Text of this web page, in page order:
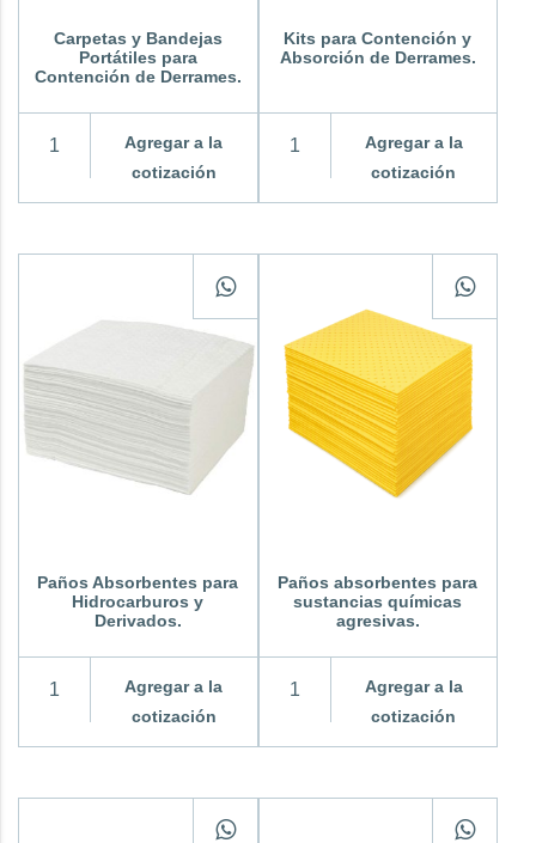
Carpetas y Bandejas
Portátiles para
Contención de Derrames.
Agregar a la
cotización
Kits para Contención y
Absorción de Derrames.
Agregar a la
cotización
Paños Absorbentes para
Hidrocarburos y
Derivados.
Agregar a la
cotización
Paños absorbentes para
sustancias químicas
agresivas.
Agregar a la
cotización